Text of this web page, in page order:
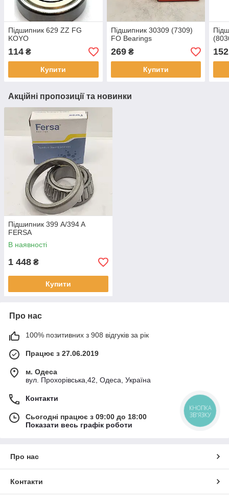
Підшипник 629 ZZ FG
KOYO
114 ₴
Купити
Підшипник 30309 (7309)
FO Bearings
269₴
Купити
152
Акційні пропозиції та новинки
Підшипник 399 A/394 A
FERSA
В наявності
1 448 ₴
Купити
Про нас
100% позитивних з 908 відгуків за рік
Працює з 27.06.2019
м. Одеса
вул. Прохорівська,42, Одеса, Україна
Контакти
Сьогодні працює з 09:00 до 18:00
Показати весь графік роботи
Про нас
Контакти
КНОПКА
ЗВ'ЯЗКУ